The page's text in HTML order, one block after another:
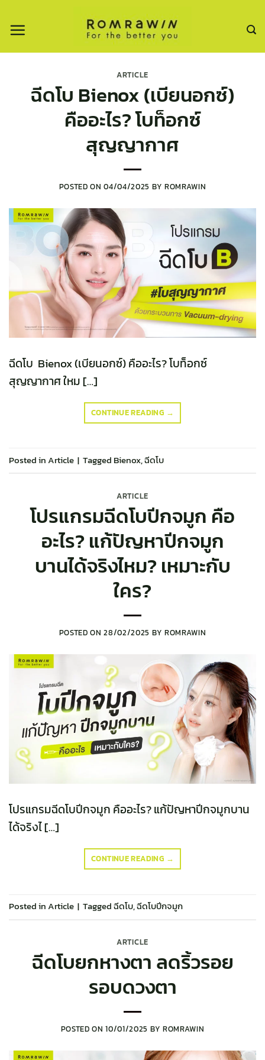
ARTICLE
ฉีดโบ Bienox (เบียนอกซ์)
คืออะไร? โบท็อกซ์
สุญญากาศ
POSTED ON04/04/2025 BY ROMRAWIN
ฉีดโบ Bienox (เบียนอกซ์) คืออะไร? โบท็อกซ์
สุญญากาศ ใหม […]
CONTINUE READING →
Posted inArticle | Tagged Bienox,ฉีดโบ
ARTICLE
โปรแกรมฉีดโบปีกจมูก คือ
อะไร? แก้ปัญหาปีกจมูก
บานได้จริงไหม? เหมาะกับ
ใคร?
POSTED ON28/02/2025 BY ROMRAWIN
โปรแกรมฉีดโบปีกจมูก คืออะไร? แก้ปัญหาปีกจมูกบาน
ได้จริงไ […]
CONTINUE READING →
Posted inArticle | Taggedฉีดโบ,ฉีดโบปีกจมูก
ARTICLE
ฉีดโบยกหางตา ลดริ้วรอย
รอบดวงตา
POSTED ON10/01/2025 BY ROMRAWIN